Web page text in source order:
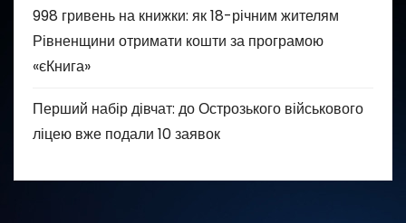
998 гривень на книжки: як 18-річним жителям
Рівненщини отримати кошти за програмою
«єКнига»
Перший набір дівчат: до Острозького військового
ліцею вже подали 10 заявок